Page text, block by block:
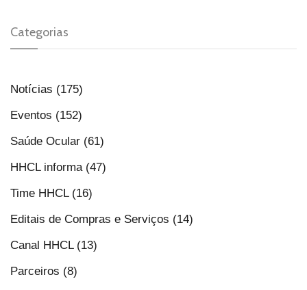
Categorias
Notícias (175)
Eventos (152)
Saúde Ocular (61)
HHCL informa (47)
Time HHCL (16)
Editais de Compras e Serviços (14)
Canal HHCL (13)
Parceiros (8)